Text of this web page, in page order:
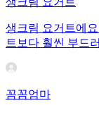
생크림 요거트에
트보다 훨씬 부드
꼼꼼엄마